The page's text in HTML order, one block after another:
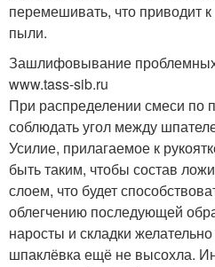
перемешивать, что приводит
пыли.
Зашлифовывание проблемных
www.tass-sib.ru
При распределении смеси по
соблюдать угол между
Усилие, прилагаемое к
быть таким, чтобы состав
слоем, что будет
облегчению последующей
наросты и складки
шпаклёвка ещё не высохла.